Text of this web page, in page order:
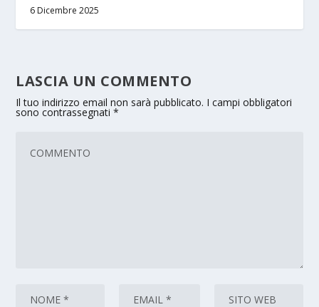
6 Dicembre 2025
LASCIA UN COMMENTO
Il tuo indirizzo email non sarà pubblicato. I campi obbligatori
sono contrassegnati*